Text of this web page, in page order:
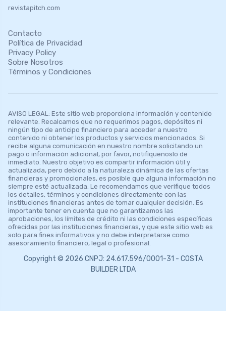
revistapitch.com
Contacto
Política de Privacidad
Privacy Policy
Sobre Nosotros
Términos y Condiciones
AVISO LEGAL: Este sitio web proporciona información y contenido
relevante. Recalcamos que no requerimos pagos, depósitos ni
ningún tipo de anticipo financiero para acceder a nuestro
contenido ni obtener los productos y servicios mencionados. Si
recibe alguna comunicación en nuestro nombre solicitando un
pago o información adicional, por favor, notifíquenoslo de
inmediato. Nuestro objetivo es compartir información útil y
actualizada, pero debido a la naturaleza dinámica de las ofertas
financieras y promocionales, es posible que alguna información no
siempre esté actualizada. Le recomendamos que verifique todos
los detalles, términos y condiciones directamente con las
instituciones financieras antes de tomar cualquier decisión. Es
importante tener en cuenta que no garantizamos las
aprobaciones, los límites de crédito ni las condiciones específicas
ofrecidas por las instituciones financieras, y que este sitio web es
solo para fines informativos y no debe interpretarse como
asesoramiento financiero, legal o profesional.
Copyright © 2026 CNPJ: 24.617.596/0001-31 - COSTA
BUILDER LTDA